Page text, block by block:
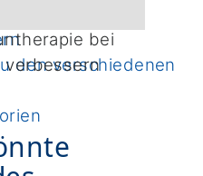
den verschiedenen
bei
verbessern